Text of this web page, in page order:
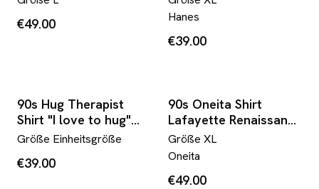
€49.00
Hanes
€39.00
90s Hug Therapist
Shirt "I love to hug"
Rot
Größe Einheitsgröße
€39.00
90s Oneita Shirt
Lafayette Renaissance
"Knowledge is a
flame..." Weiß
Größe XL
Oneita
€49.00